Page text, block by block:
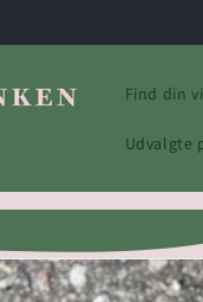
Find din
Udvalgte